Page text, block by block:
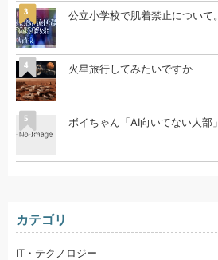
3 公立小学校で肌着禁止について。
4 火星旅行してみたいですか
5 ボイちゃん「AI向いてない人部」
カテゴリ
IT・テクノロジー